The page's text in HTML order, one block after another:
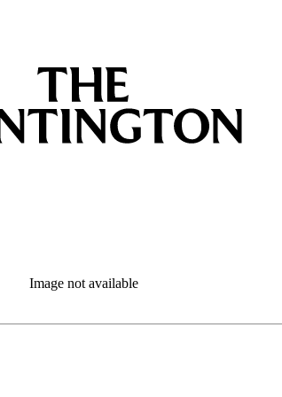
Image not available